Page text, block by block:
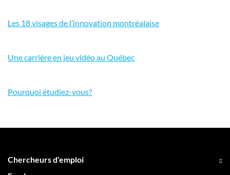
Les 18 visages de l’innovation montréalaise
Une carrière en jeu vidéo au Québec
Pourquoi étudiez-vous?
Chercheurs d'emploi